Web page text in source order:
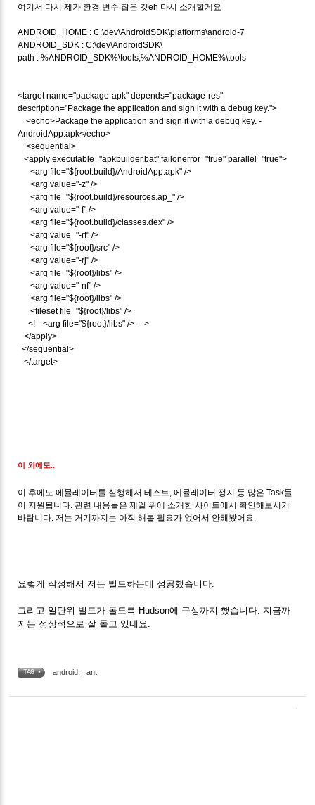
여기서 다시 제가 환경 변수 잡은 것eh 다시 소개할게요
ANDROID_HOME : C:\dev\AndroidSDK\platforms\android-7
ANDROID_SDK : C:\dev\AndroidSDK\
path : %ANDROID_SDK%\tools;%ANDROID_HOME%\tools
<target name="package-apk" depends="package-res"
description="Package the application and sign it with a debug key.">
<echo>Package the application and sign it with a debug key. -
AndroidApp.apk</echo>
<sequential>
<apply executable="apkbuilder.bat" failonerror="true" parallel="true">
<arg file="${root.build}/AndroidApp.apk" />
<arg value="-z" />
<arg file="${root.build}/resources.ap_" />
<arg value="-f" />
<arg file="${root.build}/classes.dex" />
<arg value="-rf" />
<arg file="${root}/src" />
<arg value="-rj" />
<arg file="${root}/libs" />
<arg value="-nf" />
<arg file="${root}/libs" />
<fileset file="${root}/libs" />
<!-- <arg file="${root}/libs" /> -->
</apply>
</sequential>
</target>
이 외에도..
이 후에도 에뮬레이터를 실행해서 테스트, 에뮬레이터 정지 등 많은 Task들
이 지원됩니다. 관련 내용들은 제일 위에 소개한 사이트에서 확인해보시기
바랍니다. 저는 거기까지는 아직 해볼 필요가 없어서 안해봤어요.
요렇게 작성해서 저는 빌드하는데 성공했습니다.
그리고 일단위 빌드가 돌도록 Hudson에 구성까지 했습니다. 지금까
지는 정상적으로 잘 돌고 있네요.
TAG • android ant